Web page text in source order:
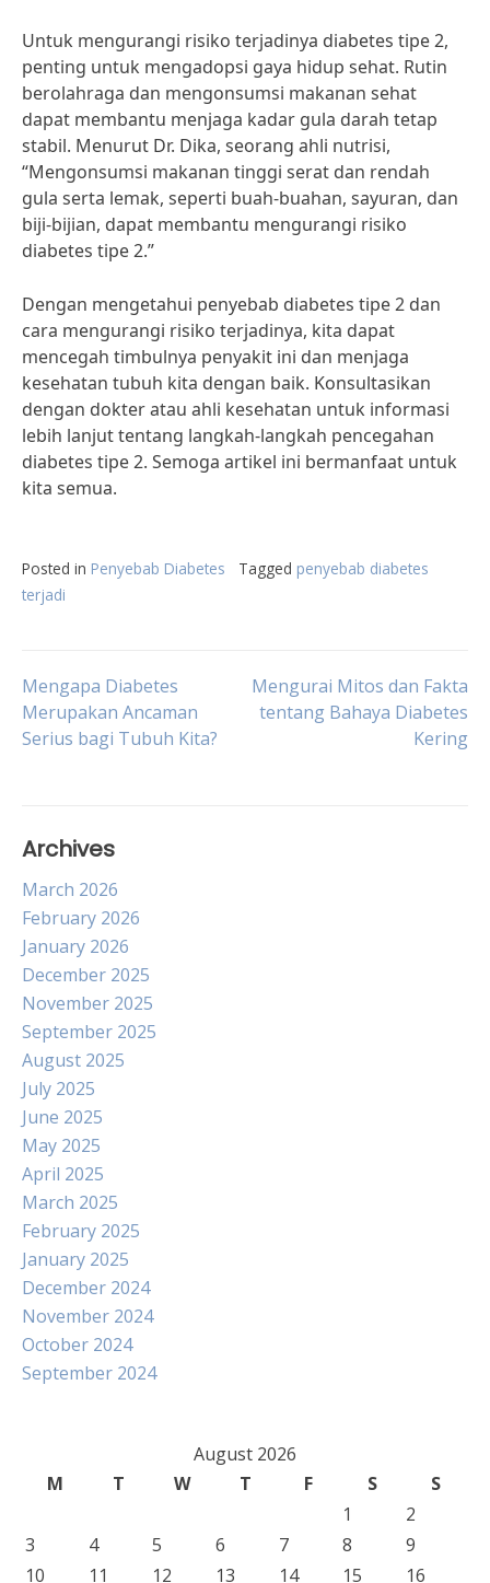
Untuk mengurangi risiko terjadinya diabetes tipe 2,
penting untuk mengadopsi gaya hidup sehat. Rutin
berolahraga dan mengonsumsi makanan sehat
dapat membantu menjaga kadar gula darah tetap
stabil. Menurut Dr. Dika, seorang ahli nutrisi,
“Mengonsumsi makanan tinggi serat dan rendah
gula serta lemak, seperti buah-buahan, sayuran, dan
biji-bijian, dapat membantu mengurangi risiko
diabetes tipe 2.”
Dengan mengetahui penyebab diabetes tipe 2 dan
cara mengurangi risiko terjadinya, kita dapat
mencegah timbulnya penyakit ini dan menjaga
kesehatan tubuh kita dengan baik. Konsultasikan
dengan dokter atau ahli kesehatan untuk informasi
lebih lanjut tentang langkah-langkah pencegahan
diabetes tipe 2. Semoga artikel ini bermanfaat untuk
kita semua.
Posted in Penyebab Diabetes Tagged penyebab diabetes
terjadi
Post
navigation
Mengapa Diabetes
Merupakan Ancaman
Serius bagi Tubuh Kita?
Mengurai Mitos dan Fakta
tentang Bahaya Diabetes
Kering
Archives
March 2026
February 2026
January 2026
December 2025
November 2025
September 2025
August 2025
July 2025
June 2025
May 2025
April 2025
March 2025
February 2025
January 2025
December 2024
November 2024
October 2024
September 2024
August 2026
M
T W T F S
S
1
2
3
4 5 6 7 8
9
10
11 12 13 14 15 16